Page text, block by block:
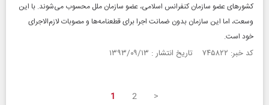
کشورهای عضو سازمان کنفرانس اسلامی، عضو سازمان ملل محسوب می‌شوند. با این
وسعت، اما این سازمان بدون ضمانت اجرا برای قطعنامه‌ها و مصوبات لازم‌الاجرای
خود است.
کد خبر: ۷۴۵۸۲۲ تاریخ انتشار : ۱۳۹۳/۰۹/۱۳
1 2 >